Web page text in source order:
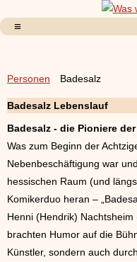
Personen Badesalz
Badesalz Lebenslauf
Badesalz - die Pioniere
Was zum Beginn der
Nebenbeschäftigung war
hessischen Raum (und
Komikerduo heran –
Henni (Hendrik) Nachtsheim
brachten Humor auf die
Künstler, sondern auch